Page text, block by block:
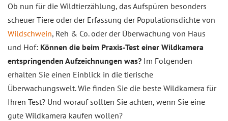
Ob nun für die Wildtierzählung, das Aufspüren besonders
scheuer Tiere oder der Erfassung der Populationsdichte von
Wildschwein, Reh & Co. oder der Überwachung von Haus
und Hof: Können die beim Praxis-Test einer Wildkamera
entspringenden Aufzeichnungen was? Im Folgenden
erhalten Sie einen Einblick in die tierische
Überwachungswelt. Wie finden Sie die beste Wildkamera für
Ihren Test? Und worauf sollten Sie achten, wenn Sie eine
gute Wildkamera kaufen wollen?